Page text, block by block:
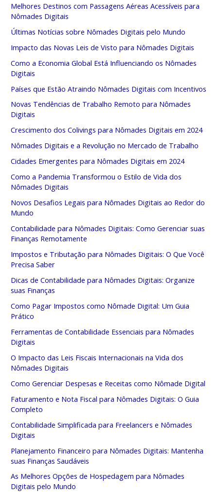
Melhores Destinos com Passagens Aéreas Acessíveis para
Nômades Digitais
Últimas Notícias sobre Nômades Digitais pelo Mundo
Impacto das Novas Leis de Visto para Nômades Digitais
Como a Economia Global Está Influenciando os Nômades
Digitais
Países que Estão Atraindo Nômades Digitais com Incentivos
Novas Tendências de Trabalho Remoto para Nômades
Digitais
Crescimento dos Colivings para Nômades Digitais em 2024
Nômades Digitais e a Revolução no Mercado de Trabalho
Cidades Emergentes para Nômades Digitais em 2024
Como a Pandemia Transformou o Estilo de Vida dos
Nômades Digitais
Novos Desafios Legais para Nômades Digitais ao Redor do
Mundo
Contabilidade para Nômades Digitais: Como Gerenciar suas
Finanças Remotamente
Impostos e Tributação para Nômades Digitais: O Que Você
Precisa Saber
Dicas de Contabilidade para Nômades Digitais: Organize
suas Finanças
Como Pagar Impostos como Nômade Digital: Um Guia
Prático
Ferramentas de Contabilidade Essenciais para Nômades
Digitais
O Impacto das Leis Fiscais Internacionais na Vida dos
Nômades Digitais
Como Gerenciar Despesas e Receitas como Nômade Digital
Faturamento e Nota Fiscal para Nômades Digitais: O Guia
Completo
Contabilidade Simplificada para Freelancers e Nômades
Digitais
Planejamento Financeiro para Nômades Digitais: Mantenha
suas Finanças Saudáveis
As Melhores Opções de Hospedagem para Nômades
Digitais pelo Mundo